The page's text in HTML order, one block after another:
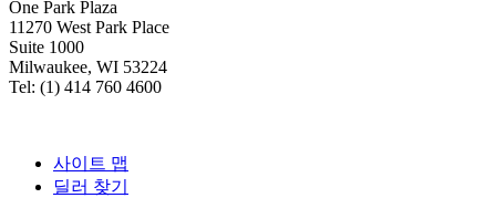
One Park Plaza
11270 West Park Place
Suite 1000
Milwaukee, WI 53224
Tel: (1) 414 760 4600
사이트 맵
딜러 찾기